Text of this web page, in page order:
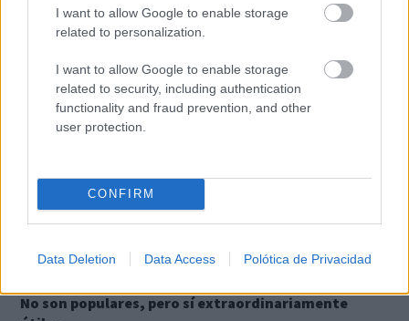
I want to allow Google to enable storage
related to personalization.
I want to allow Google to enable storage
related to security, including authentication
functionality and fraud prevention, and other
user protection.
CONFIRM
Data Deletion Data Access Polótica de Privacidad
explicación
No son populares, pero sí extraordinariamente